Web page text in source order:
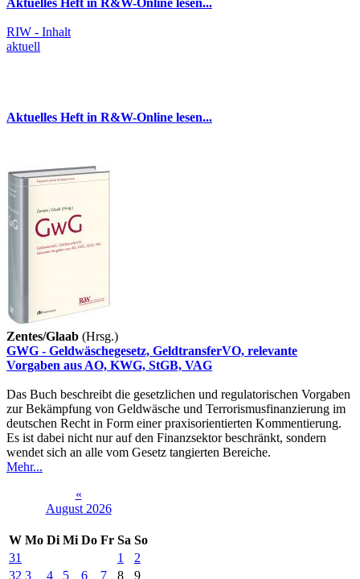
RIW - Inhalt
aktuell
Aktuelles Heft in R&W-Online lesen...
Zentes/Glaab (Hrsg.)
GWG - Geldwäschegesetz, GeldtransferVO, relevante
Vorgaben aus AO, KWG, StGB, VAG
Das Buch beschreibt die gesetzlichen und regulatorischen Vorgaben
zur Bekämpfung von Geldwäsche und Terrorismusfinanzierung im
deutschen Recht in Form einer praxisorientierten Kommentierung.
Es ist dabei nicht nur auf den Finanzsektor beschränkt, sondern
wendet sich an alle vom Gesetz tangierten Bereiche.
Mehr...
«
August 2026
W Mo Di Mi Do Fr Sa So
31
1
2
32 3 4 5 6 7 8
9